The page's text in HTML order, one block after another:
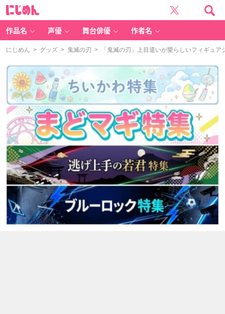
作品名 声優 舞台俳優 作者名
にじめん > グッズ > 鬼滅の刃 > 「鬼滅の刃」上目遣いが愛らしいフィギュア